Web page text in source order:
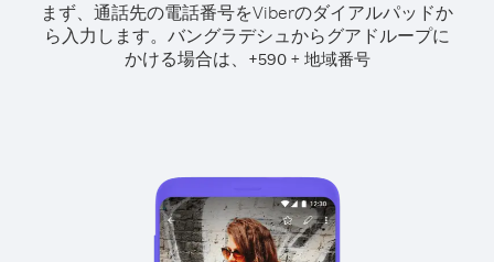
まず、通話先の電話番号をViberのダイアルパッドか
ら入力します。 バングラデシュからグアドループに
かける場合は、
+590+ 地域番号